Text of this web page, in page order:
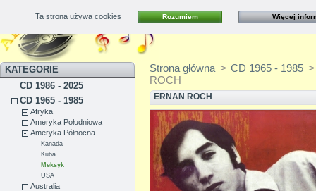
Kontakt Mapa strony
Ta strona używa cookies Rozumiem Więcej
KATEGORIE
CD 1986 - 2025
CD 1965 - 1985
Afryka
Ameryka Południowa
Ameryka Północna
Kanada
Kuba
Meksyk
USA
Australia
Strona główna > CD 1965 - 1985 >
ROCH
ERNAN ROCH